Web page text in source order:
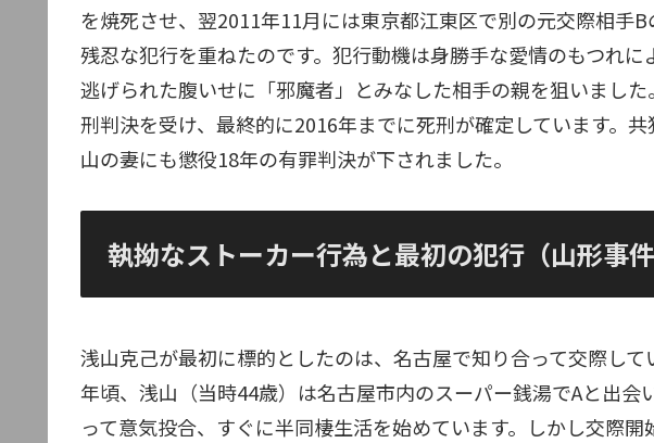
を焼死させ、翌2011年11月には東京都江東区で別の元交際相手
残忍な犯行を重ねたのです。犯行動機は身勝手な愛情のもつれに
逃げられた腹いせに「邪魔者」とみなした相手の親を狙いまし
刑判決を受け、最終的に2016年までに死刑が確定しています。
山の妻にも懲役18年の有罪判決が下されました。
執拗なストーカー行為と最初の犯行（山形事件
浅山克己が最初に標的としたのは、名古屋で知り合って交際し
年頃、浅山（当時44歳）は名古屋市内のスーパー銭湯でAと出会
って意気投合、すぐに半同棲生活を始めています。しかし交際